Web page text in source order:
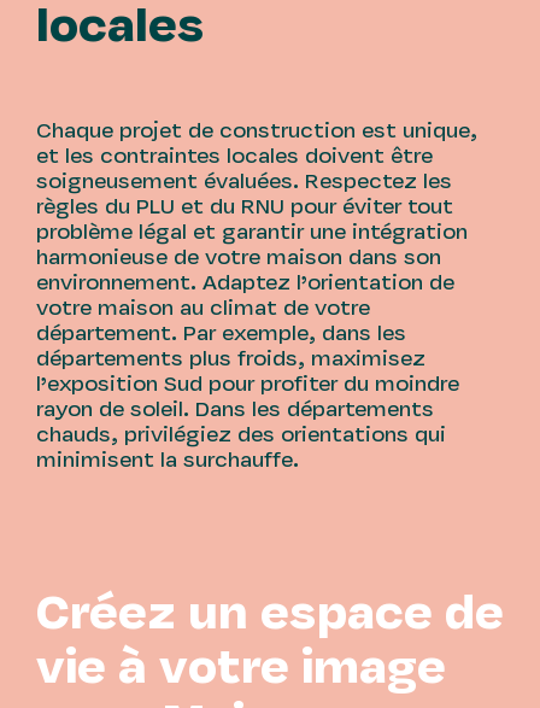
locales
Chaque projet de construction est unique,
et les contraintes locales doivent être
soigneusement évaluées. Respectez les
règles du PLU et du RNU pour éviter tout
problème légal et garantir une intégration
harmonieuse de votre maison dans son
environnement. Adaptez l’orientation de
votre maison au climat de votre
département. Par exemple, dans les
départements plus froids, maximisez
l’exposition Sud pour profiter du moindre
rayon de soleil. Dans les départements
chauds, privilégiez des orientations qui
minimisent la surchauffe.
Créez un espace de
vie à votre image